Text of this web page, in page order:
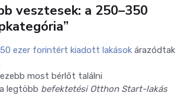
vesztesek: a 250–350
ezer forintért kiadott lakások árazódtak
most bérlőt találni
legtöbb befektetési Otthon Start-lakás